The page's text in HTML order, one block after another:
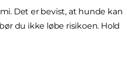
Det er bevist, at hunde kan
du ikke løbe risikoen. Hold